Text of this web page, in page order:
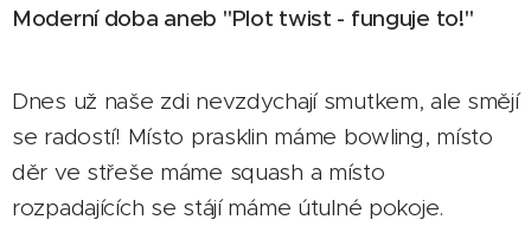
Moderní doba aneb "Plot twist - funguje to!"
Dnes už naše zdi nevzdychají smutkem, ale smějí
se radostí! Místo prasklin máme bowling, místo
děr ve střeše máme squash a místo
rozpadajících se stájí máme útulné pokoje.